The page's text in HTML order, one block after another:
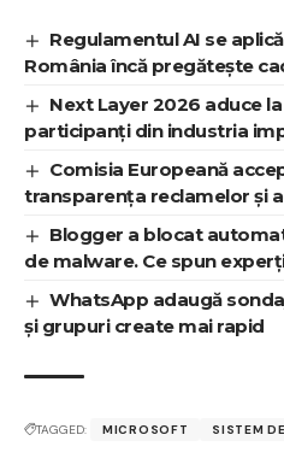
Regulamentul AI se
România încă pregătește
Next Layer 2026 aduce
participanți din industria
Comisia Europeană
transparența reclamelor și
Blogger a blocat
de malware. Ce spun
WhatsApp adaugă
și grupuri create mai rapid
TAGGED: MICROSOFT SISTEM